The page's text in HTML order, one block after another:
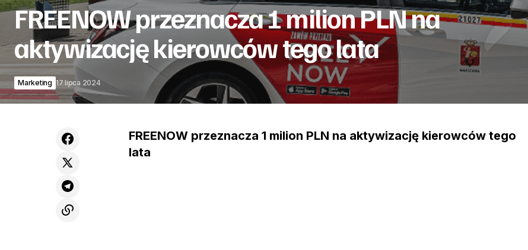
FREENOW przeznacza 1 milion PLN na
aktywizację kierowców tego lata
Marketing 17 lipca 2024
FREENOW przeznacza 1 milion PLN na aktywizację kierowców tego
lata